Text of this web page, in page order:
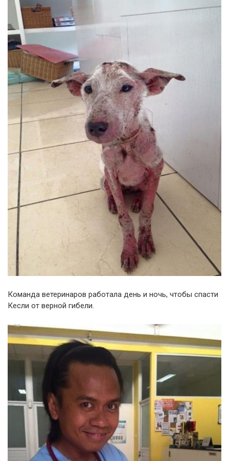
Команда ветеринаров работала день и ночь, чтобы спасти
Кесли от верной гибели.